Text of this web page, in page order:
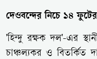
দেওবন্দের নিচে ১৪
'হিন্দু রক্ষক দল'-এর
চাঞ্চল্যকর ও বিতর্কিত